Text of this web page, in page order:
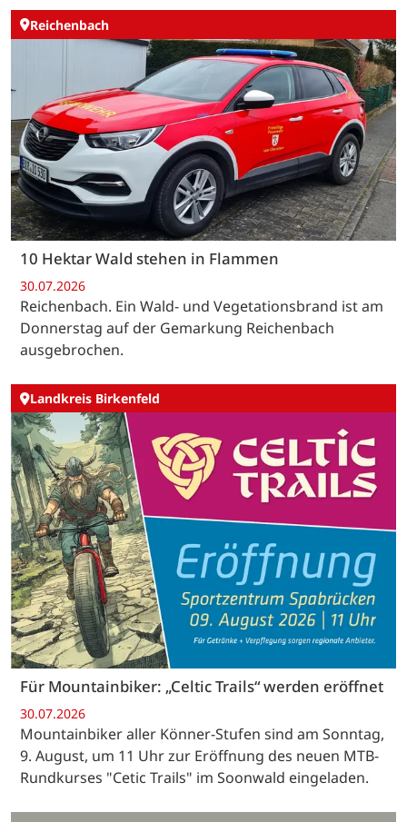
Reichenbach
10 Hektar Wald stehen in Flammen
30.07.2026
Reichenbach. Ein Wald- und Vegetationsbrand ist am
Donnerstag auf der Gemarkung Reichenbach
ausgebrochen.
Landkreis Birkenfeld
Für Mountainbiker: „Celtic Trails“ werden eröffnet
30.07.2026
Mountainbiker aller Könner-Stufen sind am Sonntag,
9. August, um 11 Uhr zur Eröffnung des neuen MTB-
Rundkurses "Cetic Trails" im Soonwald eingeladen.